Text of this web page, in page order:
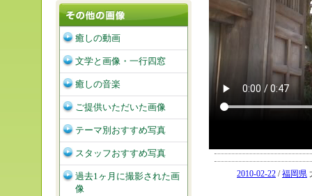
2010-02-22 /福岡県
癒しの動画
文学と画像・一行四窓
癒しの音楽
ご提供いただいた画像
テーマ別おすすめ写真
スタッフおすすめ写真
過去1ヶ月に撮影された画
像